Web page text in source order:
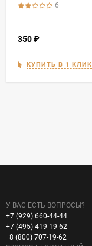
6
350₽
КУПИТЬ В 1 КЛИК
У ВАС ЕСТЬ ВОПРОСЫ?
+7 (929) 660-44-44
+7 (495) 419-19-62
8 (800) 707-19-62